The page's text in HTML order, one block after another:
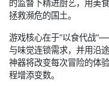
的监督下精进厨艺，用美
拯救濒危的国土。
游戏核心在于“以食代战
与味觉连锁需求，并用沿
神器将改变每次冒险的体
程增添变数。